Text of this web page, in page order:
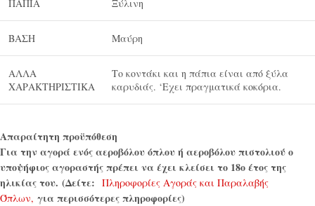
ΠΑΠΙΑ Ξύλινη
ΒΑΣΗ Μαύρη
ΑΛΛΑ
ΧΑΡΑΚΤΗΡΙΣΤΙΚΑ
Το κοντάκι και η πάπια είναι από ξύλα
καρυδιάς. ‘Εχει πραγματικά κοκόρια.
Απαραίτητη προϋπόθεση
Για την αγορά ενός αεροβόλου όπλου ή αεροβόλου πιστολιού ο
υποψήφιος αγοραστής πρέπει να έχει κλείσει το 18ο έτος της
ηλικίας του. (Δείτε: Πληροφορίες Αγοράς και Παραλαβής
Όπλων, για περισσότερες πληροφορίες)